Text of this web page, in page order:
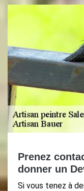
Prenez
donner un
Si vous tenez à